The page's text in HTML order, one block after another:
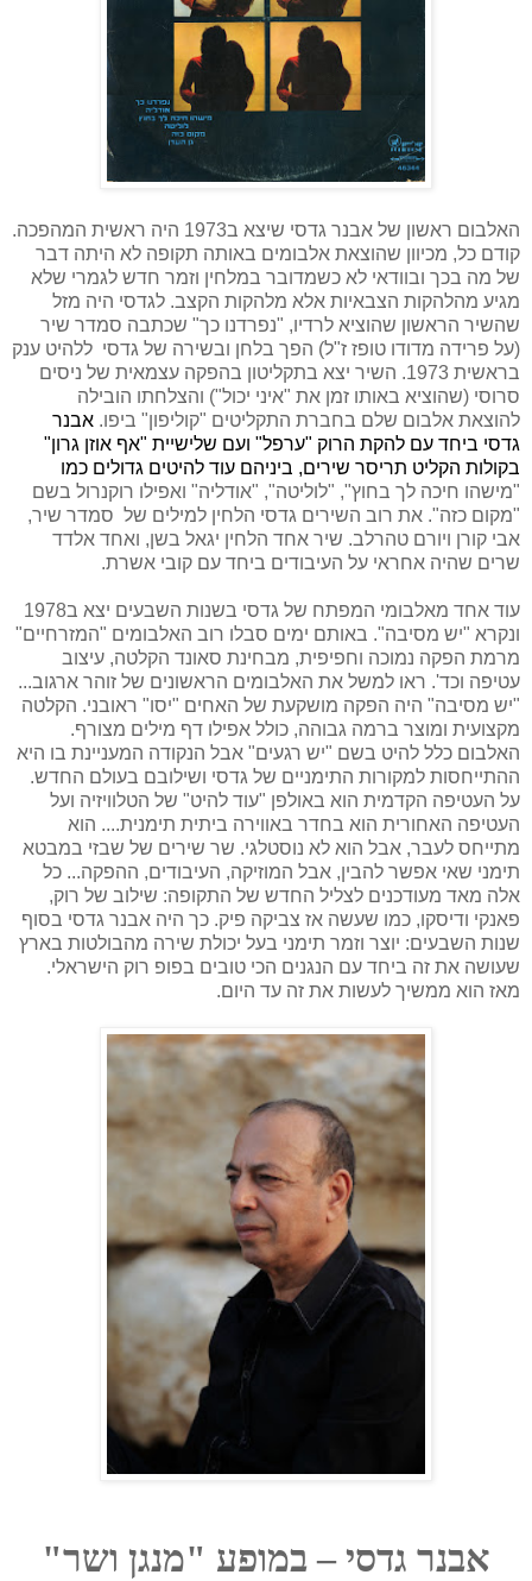
האלבום ראשון של אבנר גדסי שיצא ב1973 היה ראשית המהפכה.
קודם כל, מכיוון שהוצאת אלבומים באותה תקופה לא היתה דבר
של מה בכך ובוודאי לא כשמדובר במלחין וזמר חדש לגמרי שלא
מגיע מהלהקות הצבאיות אלא מלהקות הקצב. לגדסי היה מזל
שהשיר הראשון שהוציא לרדיו, "נפרדנו כך" שכתבה סמדר שיר
(על פרידה מדודו טופז ז"ל) הפך בלחן ובשירה של גדסי ללהיט ענק
בראשית 1973. השיר יצא בתקליטון בהפקה עצמאית של ניסים
סרוסי (שהוציא באותו זמן את "איני יכול") והצלחתו הובילה
להוצאת אלבום שלם בחברת התקליטים "קוליפון" ביפו. אבנר
גדסי ביחד עם להקת הרוק "ערפל" ועם שלישיית "אף אוזן גרון"
בקולות הקליט תריסר שירים, ביניהם עוד להיטים גדולים כמו
"מישהו חיכה לך בחוץ", "לוליטה", "אודליה" ואפילו רוקנרול בשם
"מקום כזה". את רוב השירים גדסי הלחין למילים של סמדר שיר,
אבי קורן ויורם טהרלב. שיר אחד הלחין יגאל בשן, ואחד אלדד
שרים שהיה אחראי על העיבודים ביחד עם קובי אשרת.
עוד אחד מאלבומי המפתח של גדסי בשנות השבעים יצא ב1978
ונקרא "יש מסיבה". באותם ימים סבלו רוב האלבומים "המזרחיים"
מרמת הפקה נמוכה וחפיפית, מבחינת סאונד הקלטה, עיצוב
עטיפה וכד'. ראו למשל את האלבומים הראשונים של זוהר ארגוב...
"יש מסיבה" היה הפקה מושקעת של האחים "יסו" ראובני. הקלטה
מקצועית ומוצר ברמה גבוהה, כולל אפילו דף מילים מצורף.
האלבום כלל להיט בשם "יש רגעים" אבל הנקודה המעניינת בו היא
ההתייחסות למקורות התימניים של גדסי ושילובם בעולם החדש.
על העטיפה הקדמית הוא באולפן "עוד להיט" של הטלוויזיה ועל
העטיפה האחורית הוא בחדר באווירה ביתית תימנית.... הוא
מתייחס לעבר, אבל הוא לא נוסטלגי. שר שירים של שבזי במבטא
תימני שאי אפשר להבין, אבל המוזיקה, העיבודים, ההפקה... כל
אלה מאד מעודכנים לצליל החדש של התקופה: שילוב של רוק,
פאנקי ודיסקו, כמו שעשה אז צביקה פיק. כך היה אבנר גדסי בסוף
שנות השבעים: יוצר וזמר תימני בעל יכולת שירה מהבולטות בארץ
שעושה את זה ביחד עם הנגנים הכי טובים בפופ רוק הישראלי.
מאז הוא ממשיך לעשות את זה עד היום.
אבנר גדסי– במופע "מנגן ושר"